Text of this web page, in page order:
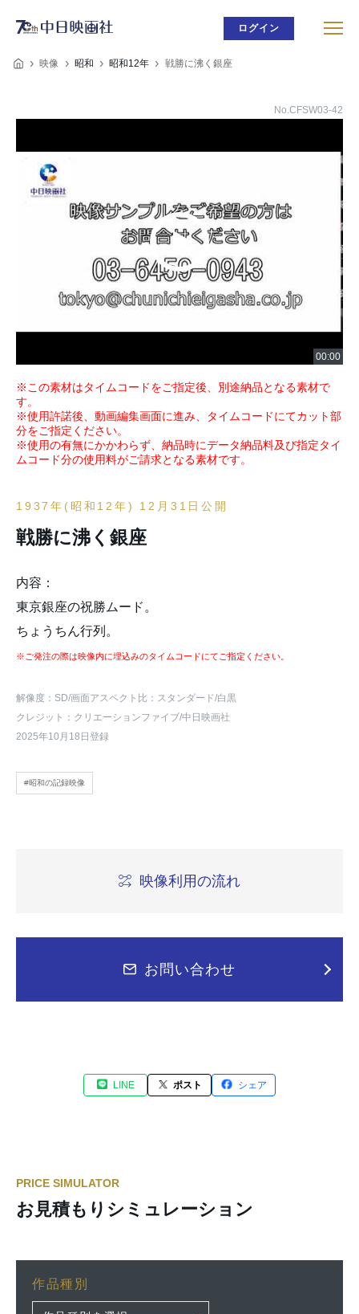
ログイン
映像 昭和 昭和12年 戦勝に沸く銀座
No.CFSW03-42
※この素材はタイムコードをご指定後、別途納品となる素材で
す。
※使用許諾後、動画編集画面に進み、タイムコードにてカット部
分をご指定ください。
※使用の有無にかかわらず、納品時にデータ納品料及び指定タイ
ムコード分の使用料がご請求となる素材です。
1937年(昭和12年) 12月31日公開
戦勝に沸く銀座
内容：
東京銀座の祝勝ムード。
ちょうちん行列。
※ご発注の際は映像内に埋込みのタイムコードにてご指定ください。
解像度：SD/画面アスペクト比：スタンダード/白黒
クレジット：クリエーションファイブ/中日映画社
2025年10月18日登録
#昭和の記録映像
映像利用の流れ
お問い合わせ
LINE ポスト シェア
PRICE SIMULATOR
お見積もりシミュレーション
作品種別